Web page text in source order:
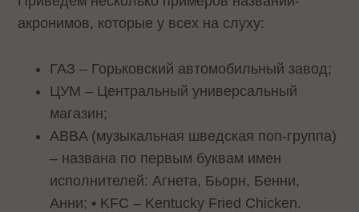
акронимов, которые у всех на слуху:
ГАЗ – Горьковский автомобильный завод;
ЦУМ – Центральный универсальный
магазин;
ABBA (музыкальная шведская поп-группа)
– названа по первым буквам имен
исполнителей: Агнета, Бьорн, Бенни,
Анни; • KFC – Kentucky Fried Chicken.